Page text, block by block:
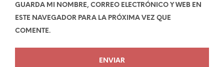
GUARDA MI NOMBRE, CORREO ELECTRÓNICO Y WEB EN
ESTE NAVEGADOR PARA LA PRÓXIMA VEZ QUE
COMENTE.